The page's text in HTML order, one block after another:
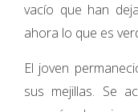
vacío que han
ahora lo que es
El joven
sus mejillas. Se